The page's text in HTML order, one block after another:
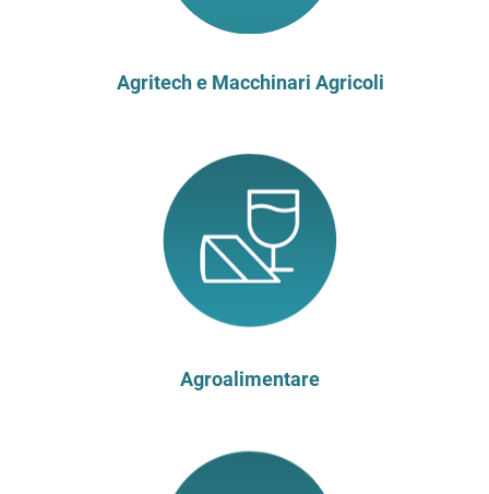
Agritech e Macchinari Agricoli
Agroalimentare